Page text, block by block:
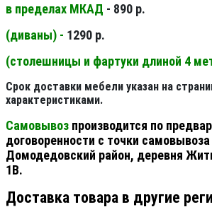
в пределах МКАД - 890 р.
(диваны) - 1290 р.
(столешницы и фартуки длиной 4
Срок доставки мебели указан на
характеристиками.
Самовывоз производится по
договоренности с точки
Домодедовский район, деревня
1В.
Доставка товара в другие